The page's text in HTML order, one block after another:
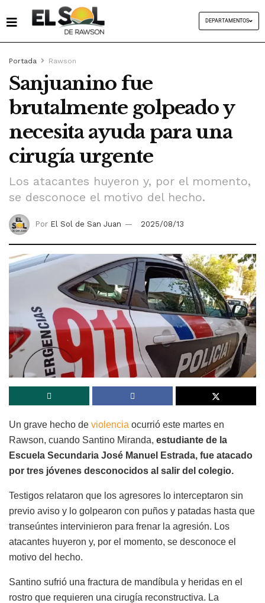
DEPARTAMENTOS
Portada Rawson
Sanjuanino fue
brutalmente golpeado y
necesita ayuda para una
cirugía urgente
Los atacantes huyeron y, por el momento,
se desconoce el motivo del hecho.
Por El Sol de San Juan 2025/08/13
Un grave hecho de violencia ocurrió este martes en
Rawson, cuando Santino Miranda, estudiante de la
Escuela Secundaria José Manuel Estrada, fue atacado
por tres jóvenes desconocidos al salir del colegio.
Testigos relataron que los agresores lo interceptaron sin
previo aviso y lo golpearon con puños y patadas hasta que
transeúntes intervinieron para frenar la agresión. Los
atacantes huyeron y, por el momento, se desconoce el
motivo del hecho.
Santino sufrió una fractura de mandíbula y heridas en el
rostro que requieren una cirugía reconstructiva. La